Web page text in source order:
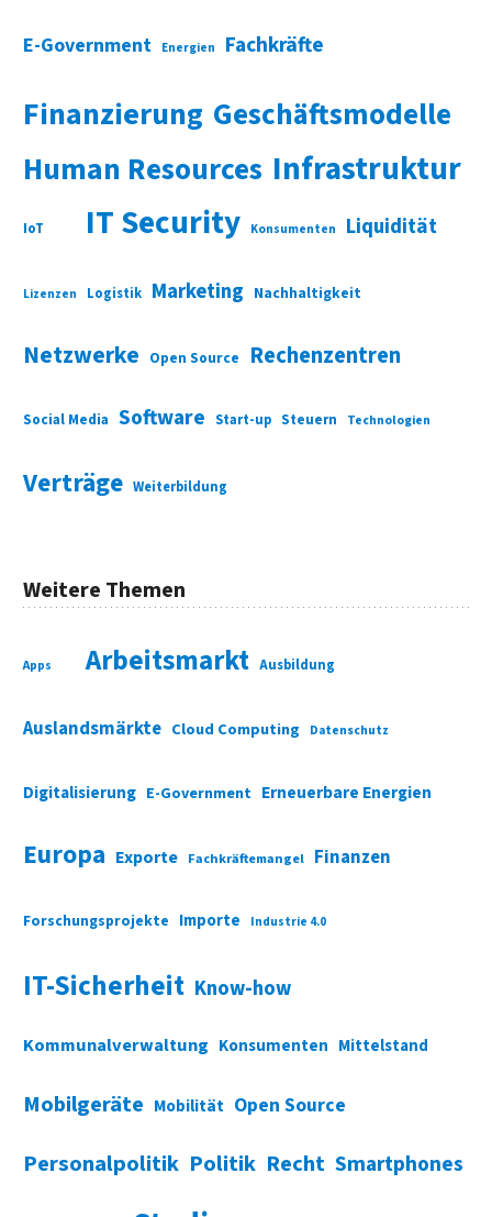
E-Government Energien Fachkräfte
Finanzierung Geschäftsmodelle
Human Resources Infrastruktur
IoT IT Security Konsumenten Liquidität
Lizenzen Logistik Marketing Nachhaltigkeit
Netzwerke Open Source Rechenzentren
Social Media Software Start-up Steuern Technologien
Verträge Weiterbildung
Weitere Themen
Apps Arbeitsmarkt Ausbildung
Auslandsmärkte Cloud Computing Datenschutz
Digitalisierung E-Government Erneuerbare Energien
Europa Exporte Fachkräftemangel Finanzen
Forschungsprojekte Importe Industrie 4.0
IT-Sicherheit Know-how
Kommunalverwaltung Konsumenten Mittelstand
Mobilgeräte Mobilität Open Source
Personalpolitik Politik Recht Smartphones